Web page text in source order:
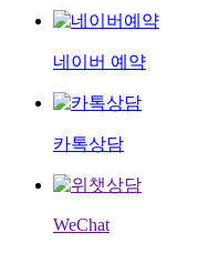
네이버 예약
카톡상담
WeChat